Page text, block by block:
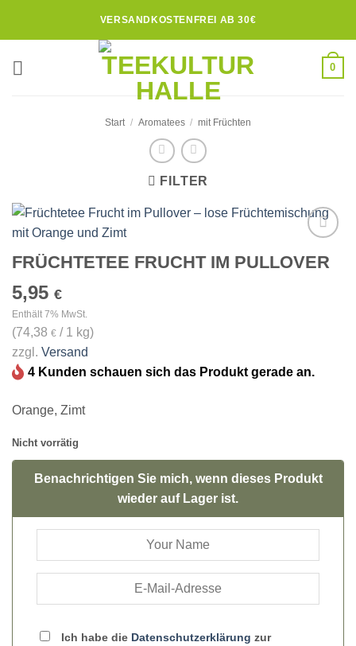
VERSANDKOSTENFREI AB 30€
0
Start / Aromatees / mit Früchten
FILTER
Zur
Wunschliste
FRÜCHTETEE FRUCHT IM PULLOVER
5,95 €
Enthält 7% MwSt.
(74,38 € / 1 kg)
zzgl. Versand
4 Kunden schauen sich das Produkt gerade an.
Orange, Zimt
Nicht vorrätig
Benachrichtigen Sie mich, wenn dieses Produkt
wieder auf Lager ist.
Ich habe die Datenschutzerklärung zur